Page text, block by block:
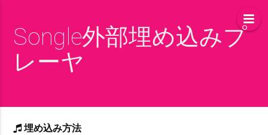
Songle外部埋め込みプ
レーヤ
埋め込み方法